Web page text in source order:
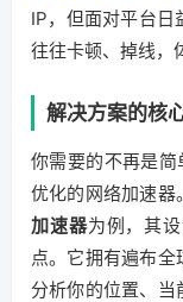
IP，但面对平台日
往往卡顿、掉线，
解决方案的核
你需要的不再是简
优化的网络加速器
加速器为例，其
点。它拥有遍布
分析你的位置、